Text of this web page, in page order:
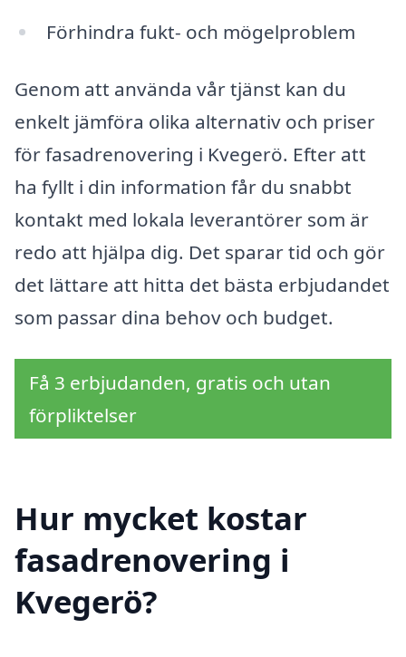
Förhindra fukt- och mögelproblem
Genom att använda vår tjänst kan du
enkelt jämföra olika alternativ och priser
för fasadrenovering i Kvegerö. Efter att
ha fyllt i din information får du snabbt
kontakt med lokala leverantörer som är
redo att hjälpa dig. Det sparar tid och gör
det lättare att hitta det bästa erbjudandet
som passar dina behov och budget.
Få 3 erbjudanden, gratis och utan
förpliktelser
Hur mycket kostar
fasadrenovering i
Kvegerö?